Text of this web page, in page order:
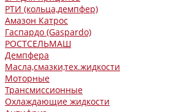
РТИ (кольца,демпфер)
Амазон Катрос
Гаспардо (Gaspardo)
РОСТСЕЛЬМАШ
Демпфера
Масла,смазки,тех.жидкости
Моторные
Трансмиссионные
Охлаждающие жидкости